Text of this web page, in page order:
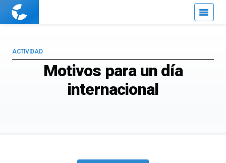
Cuaderno
Motivos para un día
internacional
ACTIVIDAD